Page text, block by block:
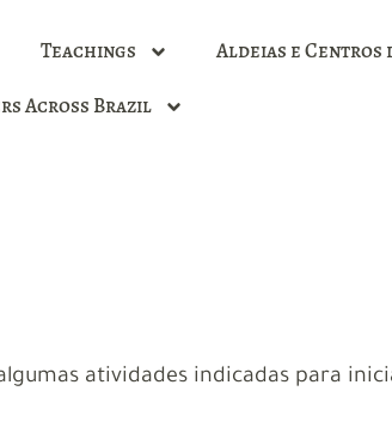
Teachings
Aldeias e Centros
Across Brazil
atividades indicadas para